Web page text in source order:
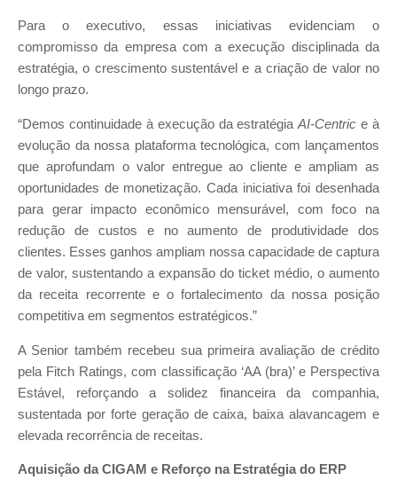
Para o executivo, essas iniciativas evidenciam o
compromisso da empresa com a execução disciplinada da
estratégia, o crescimento sustentável e a criação de valor no
longo prazo.
“Demos continuidade à execução da estratégiaAI-Centric e à
evolução da nossa plataforma tecnológica, com lançamentos
que aprofundam o valor entregue ao cliente e ampliam as
oportunidades de monetização. Cada iniciativa foi desenhada
para gerar impacto econômico mensurável, com foco na
redução de custos e no aumento de produtividade dos
clientes. Esses ganhos ampliam nossa capacidade de captura
de valor, sustentando a expansão do ticket médio, o aumento
da receita recorrente e o fortalecimento da nossa posição
competitiva em segmentos estratégicos.”
A Senior também recebeu sua primeira avaliação de crédito
pela Fitch Ratings, com classificação ‘AA (bra)’ e Perspectiva
Estável, reforçando a solidez financeira da companhia,
sustentada por forte geração de caixa, baixa alavancagem e
elevada recorrência de receitas.
Aquisição da CIGAM e Reforço na Estratégia do ERP